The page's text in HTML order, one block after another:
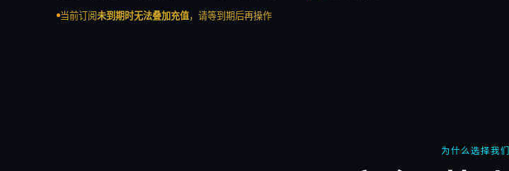
当前订阅未到期时无法叠加充值，请等到期后再操作
为什么选择我们